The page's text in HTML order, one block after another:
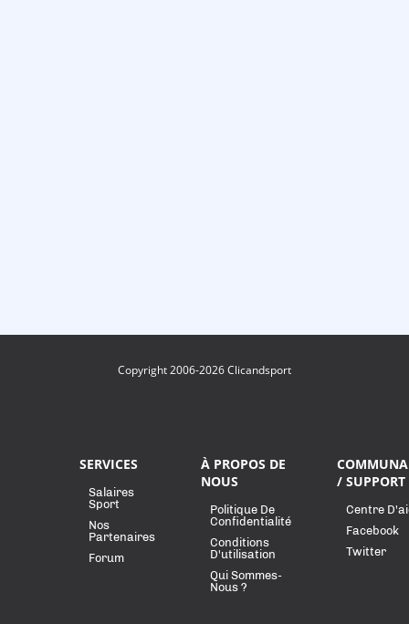
Copyright 2006-2026 Clicandsport
SERVICES
Salaires
Sport
Nos
Partenaires
Forum
À PROPOS DE
NOUS
Politique De
Confidentialité
Conditions
D'utilisation
Qui Sommes-
Nous ?
/ SUPPORT
Centre
Facebook
Twitter